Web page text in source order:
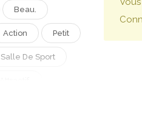
Beau.
Action Petit
Salle De Sport